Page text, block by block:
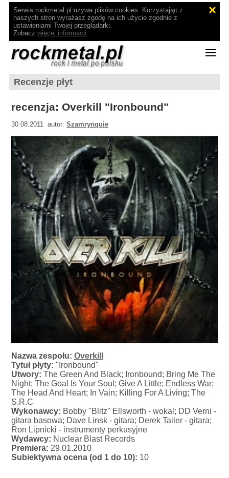
Serwis rockmetal.pl używa plików cookies. Korzystając z
naszych stron wyrażasz zgodę na ich użycie zgodnie z
ustawieniami Twojej przeglądarki.
Zobacz więcej informacji.
Recenzje płyt
recenzja: Overkill "Ironbound"
30.08.2011 autor:Szamrynquie
Nazwa zespołu: Overkill
Tytuł płyty: "Ironbound"
Utwory: The Green And Black; Ironbound; Bring Me The
Night; The Goal Is Your Soul; Give A Little; Endless War;
The Head And Heart; In Vain; Killing For A Living; The
S.R.C
Wykonawcy: Bobby "Blitz" Ellsworth - wokal; DD Verni -
gitara basowa; Dave Linsk - gitara; Derek Tailer - gitara;
Ron Lipnicki - instrumenty perkusyjne
Wydawcy: Nuclear Blast Records
Premiera: 29.01.2010
Subiektywna ocena (od 1 do 10): 10